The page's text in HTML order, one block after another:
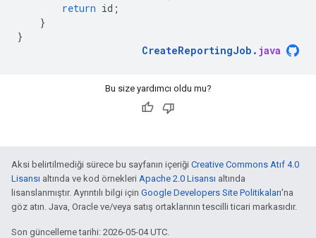
return id ;
}
}
CreateReportingJob . java
Bu size yardımcı oldu mu?
Aksi belirtilmediği sürece bu sayfanın içeriği Creative Commons Atıf 4.0
Lisansı altında ve kod örnekleri Apache 2.0 Lisansı altında
lisanslanmıştır. Ayrıntılı bilgi için Google Developers Site Politikaları'na
göz atın. Java, Oracle ve/veya satış ortaklarının tescilli ticari markasıdır.
Son güncelleme tarihi: 2026-05-04 UTC.